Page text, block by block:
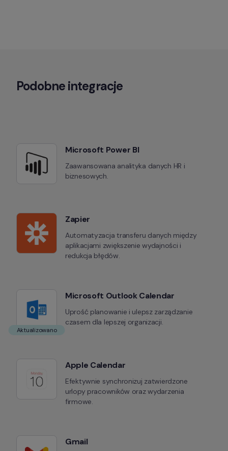
Podobne integracje
Microsoft Power BI
Zaawansowana analityka danych HR i
biznesowych.
Zapier
Automatyzacja transferu danych między
aplikacjami zwiększenie wydajności i
redukcja błędów.
Aktualizowano
Microsoft Outlook Calendar
Uprość planowanie i ulepsz zarządzanie
czasem dla lepszej organizacji.
Apple Calendar
Efektywnie synchronizuj zatwierdzone
urlopy pracowników oraz wydarzenia
firmowe.
Gmail